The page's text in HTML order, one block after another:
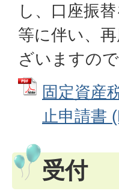
し、口座振
等に伴い、
ざいますの
固定資産
止申請書
受付